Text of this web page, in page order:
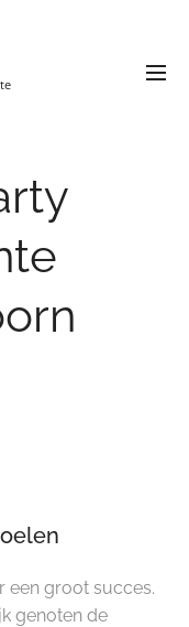
een groot succes.
genoten de